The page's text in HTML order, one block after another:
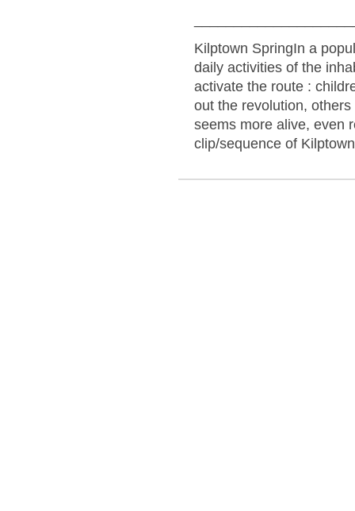
Kilptown SpringIn a
daily activities of the
activate the route :
out the revolution,
seems more alive, even
clip/sequence of